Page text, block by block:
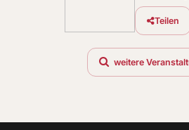
Teilen
weitere